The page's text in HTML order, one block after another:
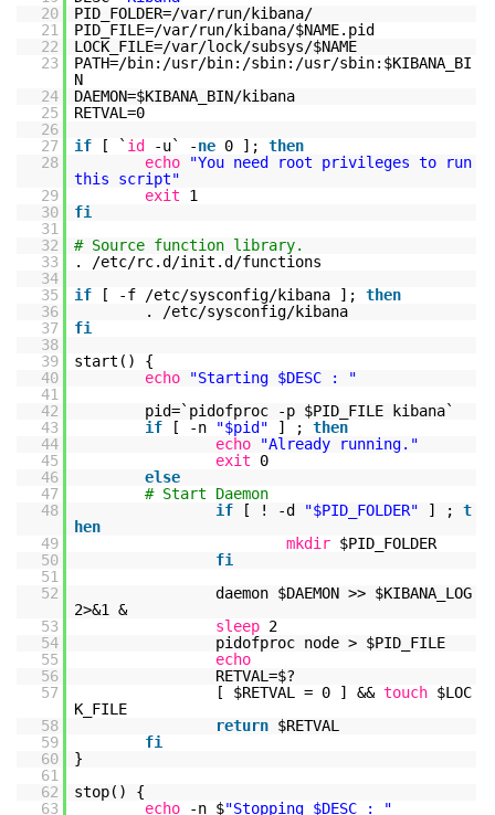
20
PID_FOLDER=/var/run/kibana/
21
PID_FILE=/var/run/kibana/$NAME.pid
22
LOCK_FILE=/var/lock/subsys/$NAME
23
PATH=/bin: /usr/bin: /sbin: /usr/sbin:$KIBANA_BI
N
24
DAEMON=$KIBANA_BIN/kibana
25
RETVAL=0
26
27
if [ ` id -u` -ne 0 ]; then
28
echo
"You need root privileges to run
this script"
29
exit
1
30
fi
31
32
# Source function library.
33
. /etc/rc.d /init .d /functions
34
35
if [ -f /etc/sysconfig/kibana ]; then
36
.
/etc/sysconfig/kibana
37
fi
38
39
start() {
40
echo
"Starting $DESC : "
41
42
pid=`pidofproc -p $PID_FILE kibana`
43
if [ -n "$pid" ] ; then
44
echo
"Already running."
45
exit
0
46
else
47
# Start Daemon
48
if [ ! -d "$PID_FOLDER" ] ; t
hen
49
mkdir $PID_FOLDER
50
fi
51
52
daemon $DAEMON >> $KIBANA_LOG
2>&1 &
53
sleep 2
54
pidofproc node > $PID_FILE
55
echo
56
RETVAL=$?
57
[ $RETVAL = 0 ] && touch $LOC
K_FILE
58
return $RETVAL
59
fi
60
}
61
62
stop() {
63
echo -n $"Stopping $DESC : "